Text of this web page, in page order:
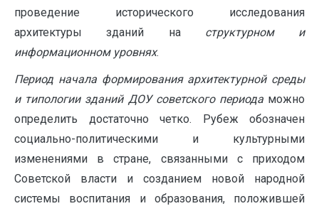
проведение исторического исследования
архитектуры зданий на структурном и
информационном уровнях.
Период начала формирования архитектурной среды
и типологии зданий ДОУ советского периода можно
определить достаточно четко. Рубеж обозначен
социально-политическими и культурными
изменениями в стране, связанными с приходом
Советской власти и созданием новой народной
системы воспитания и образования, положившей